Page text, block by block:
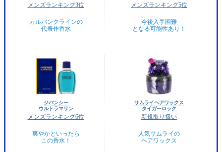
メンズランキング3位
カルバンクラインの
代表作香水
メンズランキング5位
今後入手困難
となる可能性あり！
ジバンシー
ウルトラマリン
メンズランキング6位
爽やかといったら
この香水！
サムライヘアワックス
タイガーロック
新規取り扱い
人気サムライの
ヘアワックス